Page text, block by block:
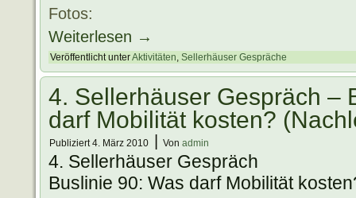
Fotos:
Weiterlesen →
Veröffentlicht unterAktivitäten, Sellerhäuser Gespräche
4. Sellerhäuser Gespräch –
darf Mobilität kosten?
Publiziert 4. März 2010 Von admin
4. Sellerhäuser Gespräch
Buslinie 90: Was darf Mobilität